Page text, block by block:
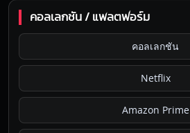
คอลเลกชัน / แพลตฟอร์ม
คอลเลกชัน
Netflix
Amazon Prime